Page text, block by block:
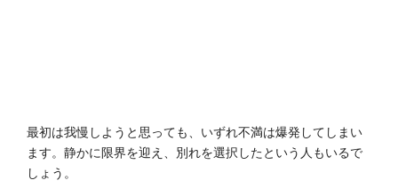
最初は我慢しようと思っても、いずれ不満は爆発してしまい
ます。静かに限界を迎え、別れを選択したという人もいるで
しょう。